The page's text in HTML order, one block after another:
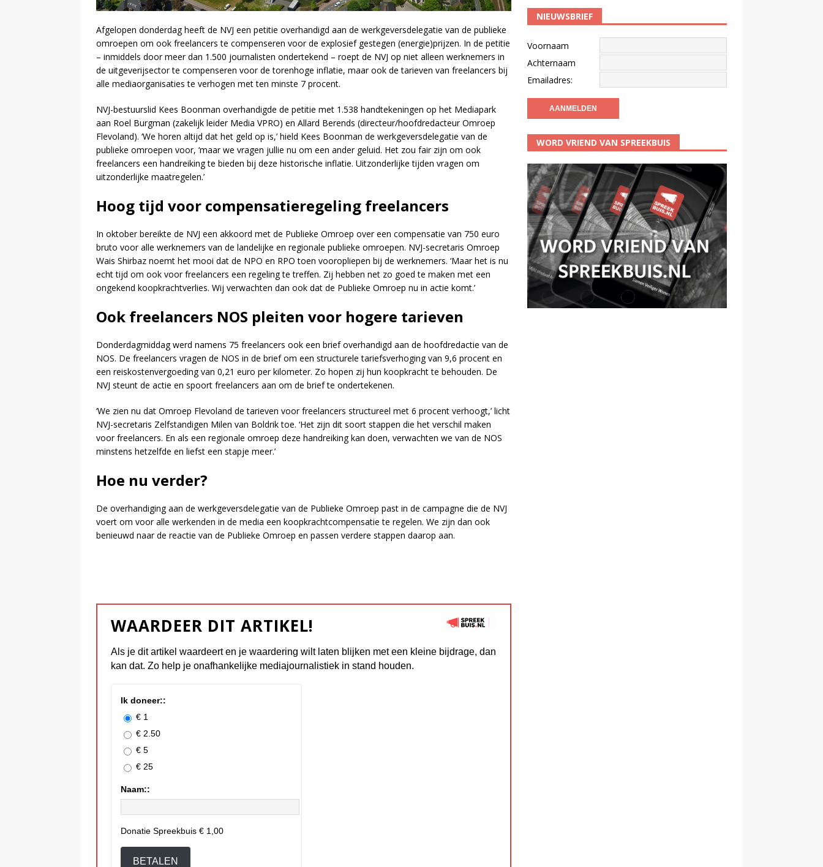
Afgelopen donderdag heeft de NVJ een petitie overhandigd aan de werkgeversdelegatie van de publieke
omroepen om ook freelancers te compenseren voor de explosief gestegen (energie)prijzen. In de petitie
– inmiddels door meer dan 1.500 journalisten ondertekend – roept de NVJ op niet alleen werknemers in
de uitgeverijsector te compenseren voor de torenhoge inflatie, maar ook de tarieven van freelancers bij
alle mediaorganisaties te verhogen met ten minste 7 procent.
NVJ-bestuurslid Kees Boonman overhandigde de petitie met 1.538 handtekeningen op het Mediapark
aan Roel Burgman (zakelijk leider Media VPRO) en Allard Berends (directeur/hoofdredacteur Omroep
Flevoland). ‘We horen altijd dat het geld op is,’ hield Kees Boonman de werkgeversdelegatie van de
publieke omroepen voor, ‘maar we vragen jullie nu om een ander geluid. Het zou fair zijn om ook
freelancers een handreiking te bieden bij deze historische inflatie. Uitzonderlijke tijden vragen om
uitzonderlijke maatregelen.’
Hoog tijd voor compensatieregeling freelancers
In oktober bereikte de NVJ een akkoord met de Publieke Omroep over een compensatie van 750 euro
bruto voor alle werknemers van de landelijke en regionale publieke omroepen. NVJ-secretaris Omroep
Wais Shirbaz noemt het mooi dat de NPO en RPO toen vooropliepen bij de werknemers. ‘Maar het is nu
echt tijd om ook voor freelancers een regeling te treffen. Zij hebben net zo goed te maken met een
ongekend koopkrachtverlies. Wij verwachten dan ook dat de Publieke Omroep nu in actie komt.’
Ook freelancers NOS pleiten voor hogere tarieven
Donderdagmiddag werd namens 75 freelancers ook een brief overhandigd aan de hoofdredactie van de
NOS. De freelancers vragen de NOS in de brief om een structurele tariefsverhoging van 9,6 procent en
een reiskostenvergoeding van 0,21 euro per kilometer. Zo hopen zij hun koopkracht te behouden. De
NVJ steunt de actie en spoort freelancers aan om de brief te ondertekenen.
‘We zien nu dat Omroep Flevoland de tarieven voor freelancers structureel met 6 procent verhoogt,’ licht
NVJ-secretaris Zelfstandigen Milen van Boldrik toe. ‘Het zijn dit soort stappen die het verschil maken
voor freelancers. En als een regionale omroep deze handreiking kan doen, verwachten we van de NOS
minstens hetzelfde en liefst een stapje meer.’
Hoe nu verder?
De overhandiging aan de werkgeversdelegatie van de Publieke Omroep past in de campagne die de NVJ
voert om voor alle werkenden in de media een koopkrachtcompensatie te regelen. We zijn dan ook
benieuwd naar de reactie van de Publieke Omroep en passen verdere stappen daarop aan.
WAARDEER DIT ARTIKEL!
Als je dit artikel waardeert en je waardering wilt laten blijken met een kleine bijdrage, dan
kan dat. Zo help je onafhankelijke mediajournalistiek in stand houden.
Ik doneer::
€ 1
€ 2.50
€ 5
€ 25
Naam::
Donatie Spreekbuis € 1,00
BETALEN
NIEUWSBRIEF
Voornaam
Achternaam
Emailadres:
WORD VRIEND VAN SPREEKBUIS